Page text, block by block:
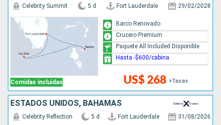
Comidas incluidas
Celebrity Summit 5 d Fort Lauderdale 29/02/2028
US$ 268 +Tasas
Barco Renovado
Crucero Premium
Paquete All Included Disponible
Hasta -$600/cabina
ESTADOS UNIDOS, BAHAMAS
Celebrity Reflection 5 d Fort Lauderdale 31/08/2026